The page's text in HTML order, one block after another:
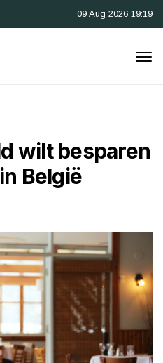
09 Aug 2026 19:19
wilt besparen
België